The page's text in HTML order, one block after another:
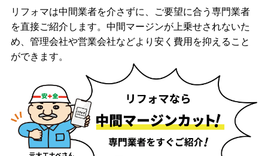
リフォマは中間業者を介さずに、ご要望に合う専門業者
を直接ご紹介します。中間マージンが上乗せされないた
め、管理会社や営業会社などより安く費用を抑えること
ができます。